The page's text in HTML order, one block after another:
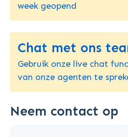
week geopend
Chat met ons
Gebruik onze live chat
van onze agenten te
Neem contact op